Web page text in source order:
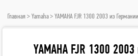
Главная >Yamaha> YAMAHA FJR 1300 2003 из Германии
YAMAHA FJR 1300